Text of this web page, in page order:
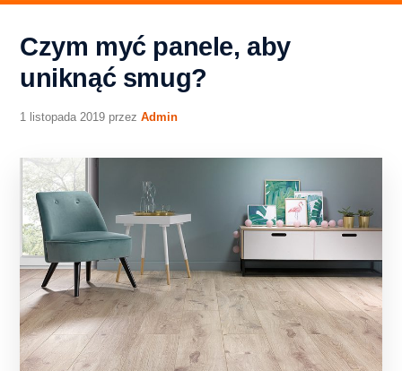
Czym myć panele, aby
uniknąć smug?
1 listopada 2019 przez Admin